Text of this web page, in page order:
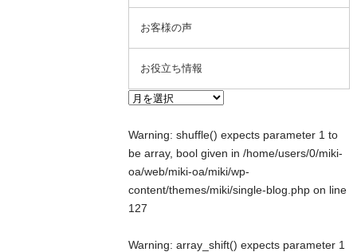
お客様の声
お役立ち情報
Warning: shuffle() expects parameter 1 to
be array, bool given in/home/users/0/miki-
oa/web/miki-oa/miki/wp-
content/themes/miki/single-blog.php on line
127
Warning: array_shift() expects parameter 1